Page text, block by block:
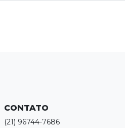
CONTATO
(21) 96744-7686